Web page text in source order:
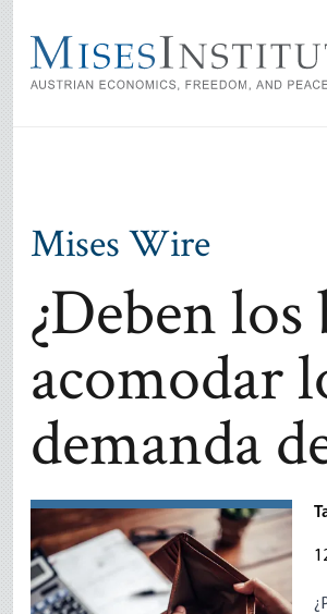
main
content
Mises Wire
¿Deben
acomodar
demanda